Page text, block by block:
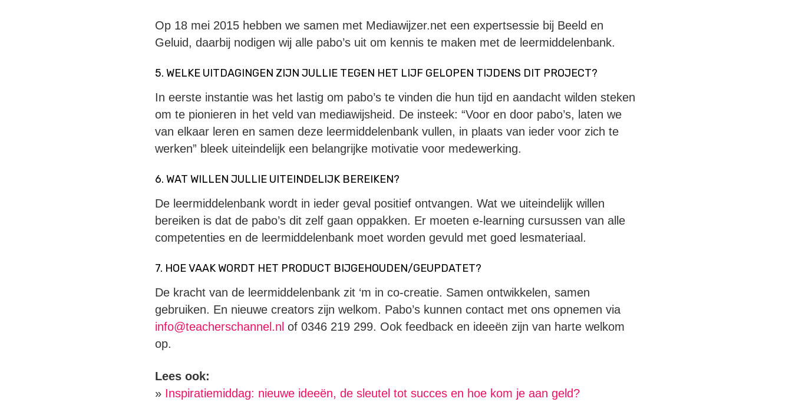
Op 18 mei 2015 hebben we samen met Mediawijzer.net een expertsessie bij Beeld en
Geluid, daarbij nodigen wij alle pabo’s uit om kennis te maken met de leermiddelenbank.
5. WELKE UITDAGINGEN ZIJN JULLIE TEGEN HET LIJF GELOPEN TIJDENS DIT PROJECT?
In eerste instantie was het lastig om pabo’s te vinden die hun tijd en aandacht wilden steken
om te pionieren in het veld van mediawijsheid. De insteek: “Voor en door pabo’s, laten we
van elkaar leren en samen deze leermiddelenbank vullen, in plaats van ieder voor zich te
werken” bleek uiteindelijk een belangrijke motivatie voor medewerking.
6. WAT WILLEN JULLIE UITEINDELIJK BEREIKEN?
De leermiddelenbank wordt in ieder geval positief ontvangen. Wat we uiteindelijk willen
bereiken is dat de pabo’s dit zelf gaan oppakken. Er moeten e-learning cursussen van alle
competenties en de leermiddelenbank moet worden gevuld met goed lesmateriaal.
7. HOE VAAK WORDT HET PRODUCT BIJGEHOUDEN/GEUPDATET?
De kracht van de leermiddelenbank zit ‘m in co-creatie. Samen ontwikkelen, samen
gebruiken. En nieuwe creators zijn welkom. Pabo’s kunnen contact met ons opnemen via
info@teacherschannel.nl of 0346 219 299. Ook feedback en ideeën zijn van harte welkom
op.
Lees ook:
» Inspiratiemiddag: nieuwe ideeën, de sleutel tot succes en hoe kom je aan geld?